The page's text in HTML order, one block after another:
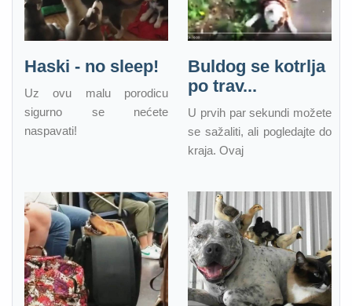
Haski - no sleep!
Uz ovu malu porodicu
sigurno se nećete
naspavati!
Buldog se kotrlja
po trav...
U prvih par sekundi možete
se sažaliti, ali pogledajte do
kraja. Ovaj